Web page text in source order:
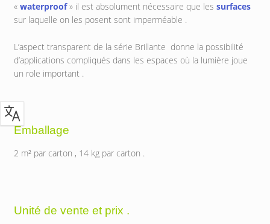
« waterproof» il est absolument nécessaire que les surfaces
sur laquelle on les posent sont imperméable .
L’aspect transparent de la série Brillante donne la possibilité
d’applications compliqués dans les espaces où la lumière joue
un role important .
Emballage
2 m² par carton , 14 kg par carton .
Unité de vente et prix .